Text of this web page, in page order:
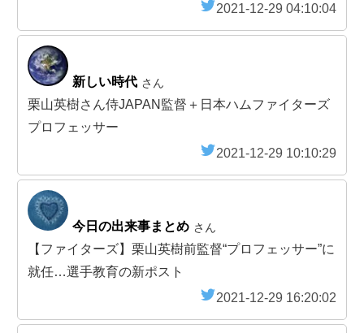
2021-12-29 04:10:04
新しい時代 さん
栗山英樹さん侍JAPAN監督＋日本ハムファイターズ
プロフェッサー
2021-12-29 10:10:29
今日の出来事まとめ さん
【ファイターズ】栗山英樹前監督“プロフェッサー”に
就任…選手教育の新ポスト
2021-12-29 16:20:02